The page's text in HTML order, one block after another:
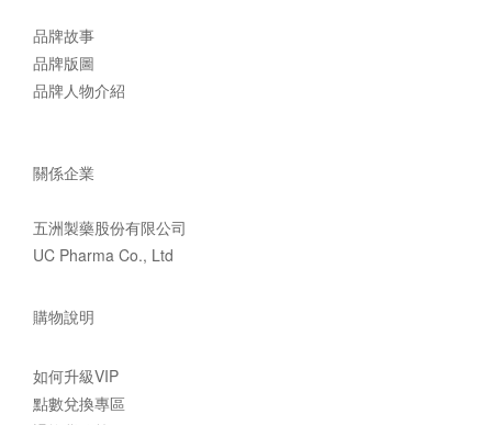
品牌故事
品牌版圖
品牌人物介紹
關係企業
五洲製藥股份有限公司
UC Pharma Co., Ltd
購物說明
如何升級VIP
點數兌換專區